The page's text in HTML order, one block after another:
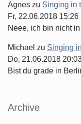
Agnes zu Singing in
Fr, 22.06.2018 15:26
Neee, ich bin nicht
Michael zu Singing
Do, 21.06.2018
Bist du grade in
Archive